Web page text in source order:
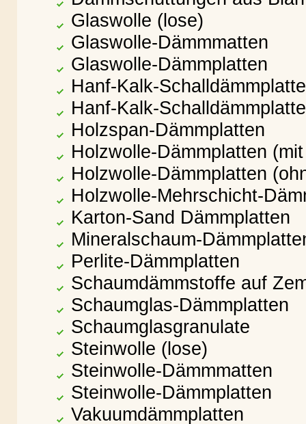
Glaswolle (lose)
Glaswolle-Dämmmatten
Glaswolle-Dämmplatten
Hanf-Kalk-
Hanf-Kalk-
Holzspan-Dämmplatten
Holzwolle-Dämmplatten
Holzwolle-Dämmplatten
Holzwolle-Mehrschicht-
Karton-Sand Dämmplatten
Mineralschaum-
Perlite-Dämmplatten
Schaumdämmstoffe auf
Schaumglas-Dämmplatten
Schaumglasgranulate
Steinwolle (lose)
Steinwolle-Dämmmatten
Steinwolle-Dämmplatten
Vakuumdämmplatten